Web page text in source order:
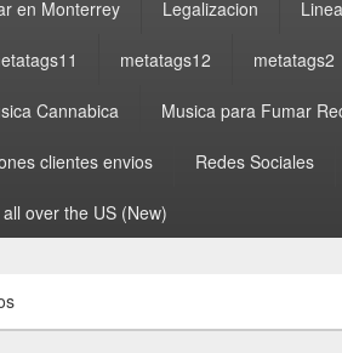
en Monterrey Legalizacion
metatags12 metatags2
Cannabica Musica para Fumar
clientes envios Redes Sociales
over the US (New)